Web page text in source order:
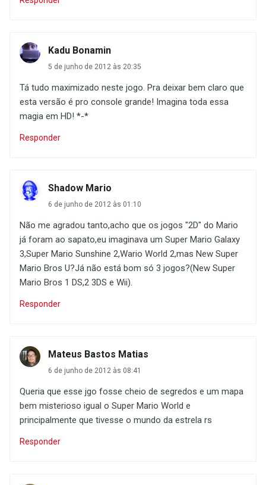
Kadu Bonamin
5 de junho de 2012 às 20:35
Tá tudo maximizado neste jogo. Pra deixar bem claro que
esta versão é pro console grande! Imagina toda essa
magia em HD! *-*
Responder
Shadow Mario
6 de junho de 2012 às 01:10
Não me agradou tanto,acho que os jogos "2D" do Mario
já foram ao sapato,eu imaginava um Super Mario Galaxy
3,Super Mario Sunshine 2,Wario World 2,mas New Super
Mario Bros U?Já não está bom só 3 jogos?(New Super
Mario Bros 1 DS,2 3DS e Wii).
Responder
Mateus Bastos Matias
6 de junho de 2012 às 08:41
Queria que esse jgo fosse cheio de segredos e um mapa
bem misterioso igual o Super Mario World e
principalmente que tivesse o mundo da estrela rs
Responder